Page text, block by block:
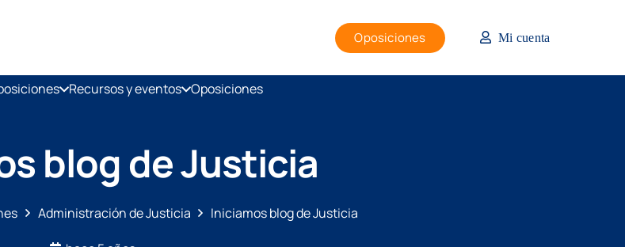
Oposiciones Mi cuenta
Recursos y eventos Oposiciones
blog de Justicia
Administración de Justicia Iniciamos blog de Justicia